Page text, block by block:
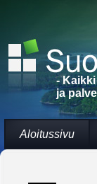
-
ja
Aloitussivu